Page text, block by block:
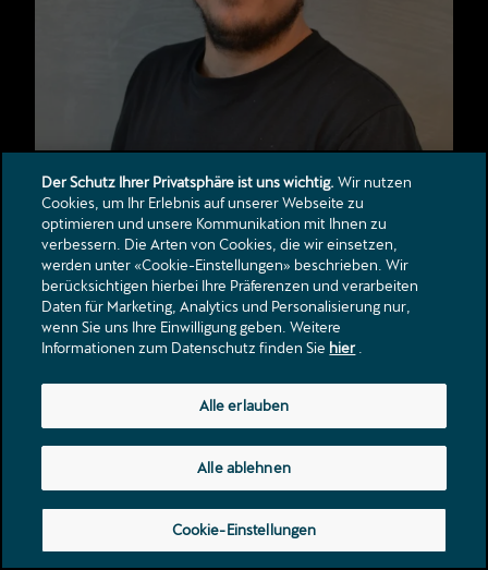
Antonio Di Sevo
Fahrzeugaufbereiter
Der Schutz Ihrer Privatsphäre ist uns wichtig. Wir nutzen
Cookies, um Ihr Erlebnis auf unserer Webseite zu
optimieren und unsere Kommunikation mit Ihnen zu
verbessern. Die Arten von Cookies, die wir einsetzen,
werden unter «Cookie-Einstellungen» beschrieben. Wir
berücksichtigen hierbei Ihre Präferenzen und verarbeiten
Daten für Marketing, Analytics und Personalisierung nur,
wenn Sie uns Ihre Einwilligung geben. Weitere
Informationen zum Datenschutz finden Sie hier.
Cookie-Einstellungen
Alle ablehnen
Alle erlauben